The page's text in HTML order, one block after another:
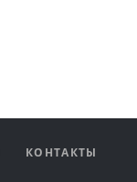
КОНТАКТЫ